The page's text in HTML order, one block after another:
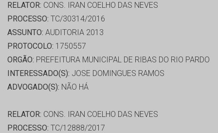
RELATOR: CONS. IRAN COELHO DAS NEVES
PROCESSO: TC/30314/2016
ASSUNTO: AUDITORIA 2013
PROTOCOLO: 1750557
ORGÃO: PREFEITURA MUNICIPAL DE RIBAS DO RIO PARDO
INTERESSADO(S): JOSE DOMINGUES RAMOS
ADVOGADO(S): NÃO HÁ
RELATOR: CONS. IRAN COELHO DAS NEVES
PROCESSO: TC/12888/2017